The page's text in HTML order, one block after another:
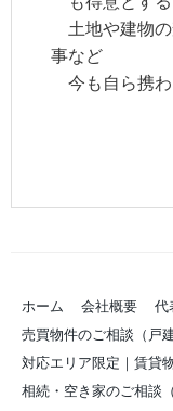
土地や建物の
事など
今も自ら携わ
ホーム 会社概要
代
売買物件のご相談（戸
対応エリア限定｜賃貸
相続・空き家のご相談